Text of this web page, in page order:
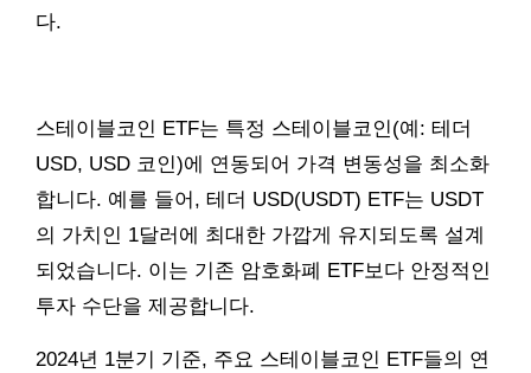
다.
스테이블코인 ETF는 특정 스테이블코인(예: 테더
USD, USD 코인)에 연동되어 가격 변동성을 최소화
합니다. 예를 들어, 테더 USD(USDT) ETF는 USDT
의 가치인 1달러에 최대한 가깝게 유지되도록 설계
되었습니다. 이는 기존 암호화폐 ETF보다 안정적인
투자 수단을 제공합니다.
2024년 1분기 기준, 주요 스테이블코인 ETF들의 연